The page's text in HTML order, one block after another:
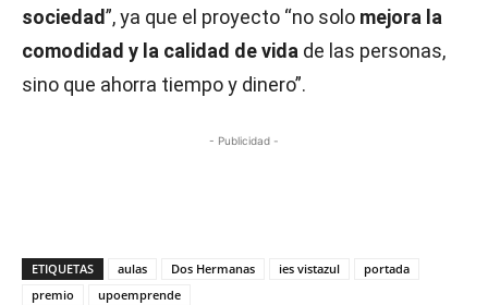
sociedad”, ya que el proyecto “no solo mejora la
comodidad y la calidad de vida de las personas,
sino que ahorra tiempo y dinero”.
- Publicidad -
ETIQUETAS aulas Dos Hermanas ies vistazul
portada
premio
upoemprende